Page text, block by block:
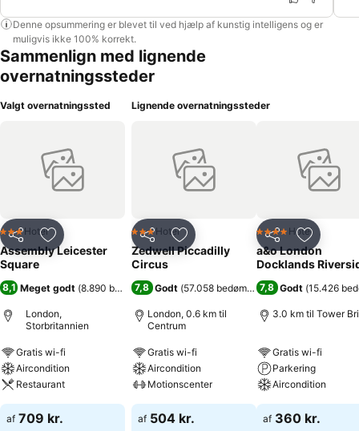
Denne opsummering er blevet til ved hjælp af kunstig intelligens og er
muligvis ikke 100% korrekt.
Sammenlign med lignende
overnatningssteder
Valgt overnatningssted
Del Føj til favoritter
3 Stjerner
Hotel
Assembly Leicester
Square
8,1 Meget godt (8.890 bedømmelser)
London,
Storbritannien
Gratis wi-fi
Aircondition
Restaurant
af 709 kr.
Lignende overnatningssteder
Del Føj til favoritter
3 Stjerner
Hotel
Zedwell Piccadilly
Circus
7,8 Godt (57.058 bedømmelser )
London, 0.6 km til
Centrum
Gratis wi-fi
Aircondition
Motionscenter
af 504 kr.
Del Føj til
4 StjernerHotel
a&o London
Docklands
7,8 Godt (15.426
3.0 km til Tower
Gratis wi-fi
Parkering
Aircondition
af 360 kr.